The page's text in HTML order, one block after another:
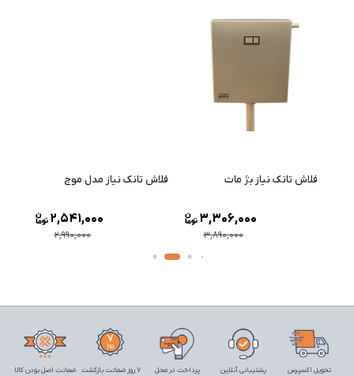
فلاش تانک نیاز بژ مات
3,890,000
3,306,000
فلاش تانک نیاز مدل موج
2,990,000
2,541,000
تحویل اکسپرس پشتیبانی آنلاین پرداخت در محل 7 روز ضمانت بازگشت ضمانت اصل بودن کالا